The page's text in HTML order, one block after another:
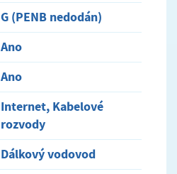
G (PENB nedodán)
Ano
Ano
Internet, Kabelové
rozvody
Dálkový vodovod